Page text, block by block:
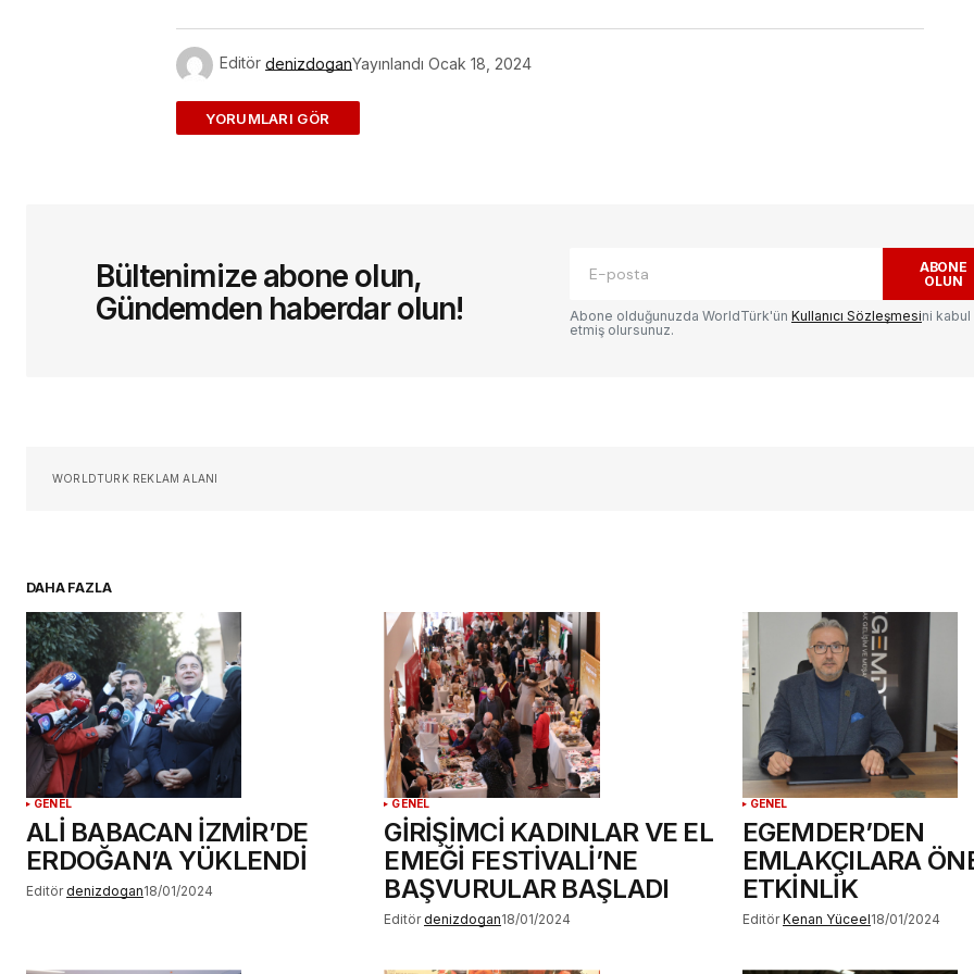
Editör denizdoganYayınlandı Ocak 18, 2024
ADD A COMMENT
Yorum*
YORUM GÖNDER
Bültenimize abone olun,
Gündemden haberdar olun!
ABONE
OLUN
Abone olduğunuzda WorldTürk'ün Kullanıcı Sözleşmesini kabul
etmiş olursunuz.
WORLDTURK REKLAM ALANI
DAHA FAZLA
GENEL
ALİ BABACAN İZMİR’DE
ERDOĞAN’A YÜKLENDİ
Editör denizdogan18/01/2024
GENEL
GİRİŞİMCİ KADINLAR VE EL
EMEĞİ FESTİVALİ’NE
BAŞVURULAR BAŞLADI
Editör denizdogan18/01/2024
GENEL
EGEMDER’DEN
EMLAKÇILARA
ETKİNLİK
Editör Kenan Yüceel18/01/2024